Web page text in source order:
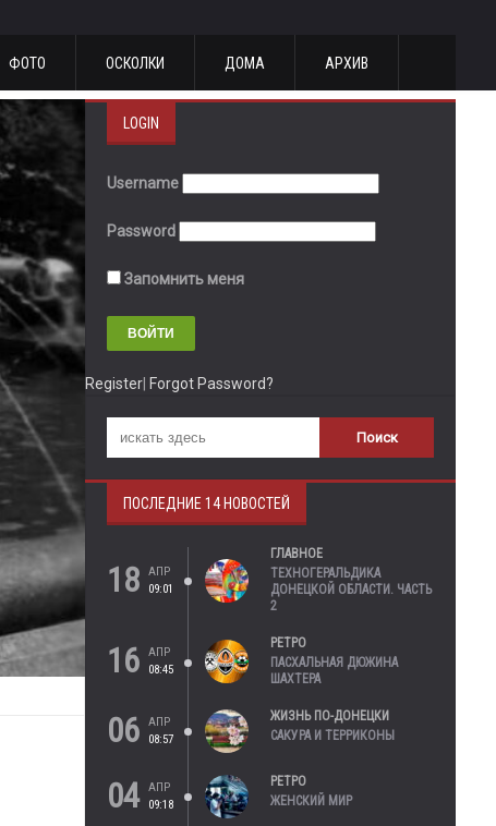
ФОТО ОСКОЛКИ ДОМА АРХИВ
LOGIN
Username
Password
Запомнить меня
Register Forgot Password?
ПОСЛЕДНИЕ 14 НОВОСТЕЙ
18
АПР
09:01
ГЛАВНОЕ
ТЕХНОГЕРАЛЬДИКА
ДОНЕЦКОЙ ОБЛАСТИ. ЧАСТЬ
2
16
АПР
08:45
РЕТРО
ПАСХАЛЬНАЯ ДЮЖИНА
ШАХТЕРА
06
АПР
08:57
ЖИЗНЬ ПО-ДОНЕЦКИ
САКУРА И ТЕРРИКОНЫ
04
АПР
09:18
РЕТРО
ЖЕНСКИЙ МИР